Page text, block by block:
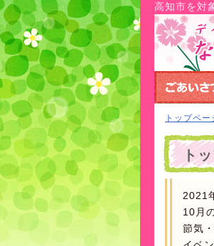
高知市を対
トップペー
ト
2021
10月
節気